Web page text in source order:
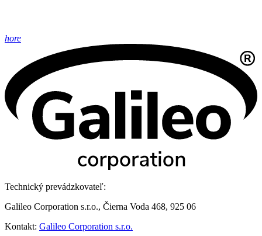
hore
Technický prevádzkovateľ:
Galileo Corporation s.r.o., Čierna Voda 468, 925 06
Kontakt: Galileo Corporation s.r.o.